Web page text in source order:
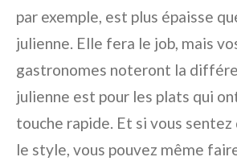
par exemple, est plus épaisse
julienne. Elle fera le job, mais
gastronomes noteront la
julienne est pour les plats qui
touche rapide. Et si vous sentez
le style, vous pouvez même